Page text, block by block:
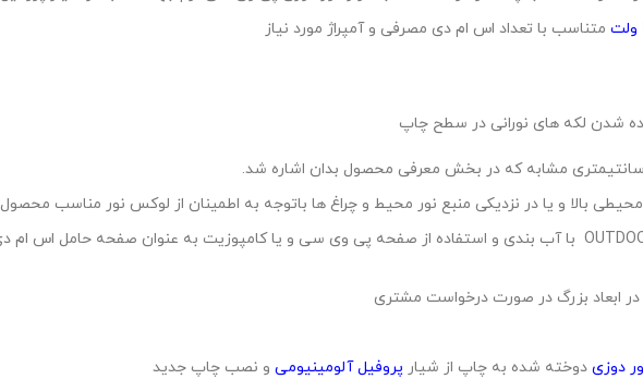
متناسب با تعداد اس ام دی مصرفی و آمپراژ مورد نیاز
شدن لکه های نورانی در سطح چاپ
محیطی بالا و یا در نزدیکی منبع نور محیط و چراغ ها باتوجه به اطمینان از لوکس نور مناسب محصول
در ابعاد بزرگ در صورت درخواست مشتری
دوزی دوخته شده به چاپ از شیار پروفیل آلومینیومی و نصب چاپ جدید